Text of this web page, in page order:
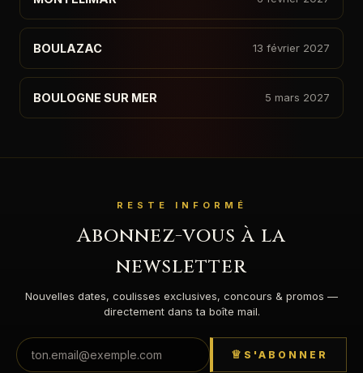
BOULAZAC 13 février 2027
BOULOGNE SUR MER 5 mars 2027
RESTE INFORMÉ
Abonnez-vous à la
newsletter
Nouvelles dates, coulisses exclusives, concours & promos —
directement dans ta boîte mail.
S'ABONNER